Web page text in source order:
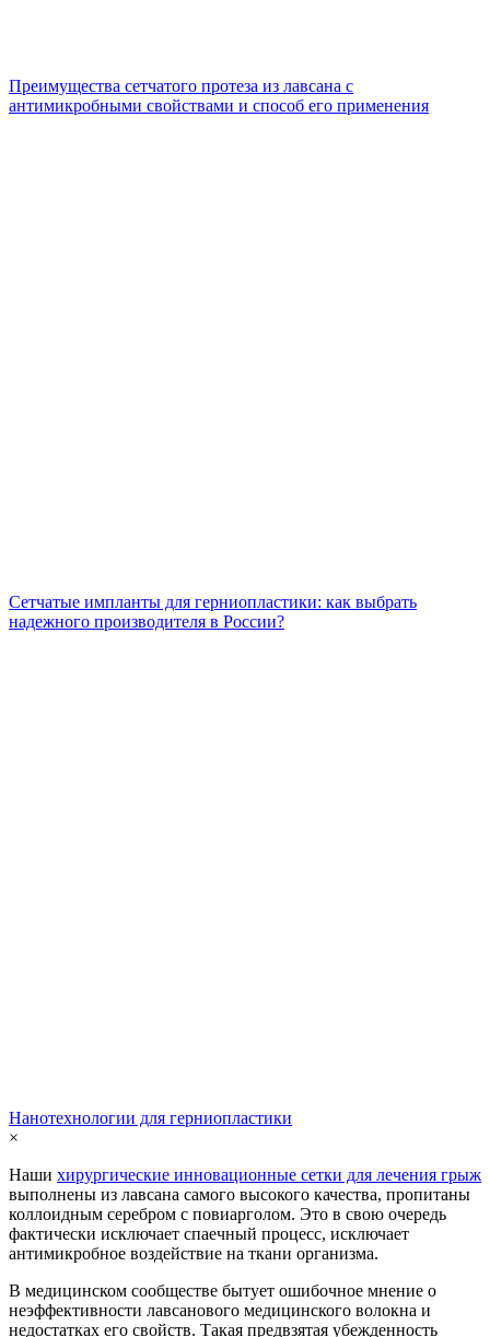
Преимущества сетчатого протеза из лавсана с
антимикробными свойствами и способ его применения
Сетчатые импланты для герниопластики: как выбрать
надежного производителя в России?
Нанотехнологии для герниопластики
×
Наши хирургические инновационные сетки для лечения грыж
выполнены из лавсана самого высокого качества, пропитаны
коллоидным серебром с повиарголом. Это в свою очередь
фактически исключает спаечный процесс, исключает
антимикробное воздействие на ткани организма.
В медицинском сообществе бытует ошибочное мнение о
неэффективности лавсанового медицинского волокна и
недостатках его свойств. Такая предвзятая убежденность